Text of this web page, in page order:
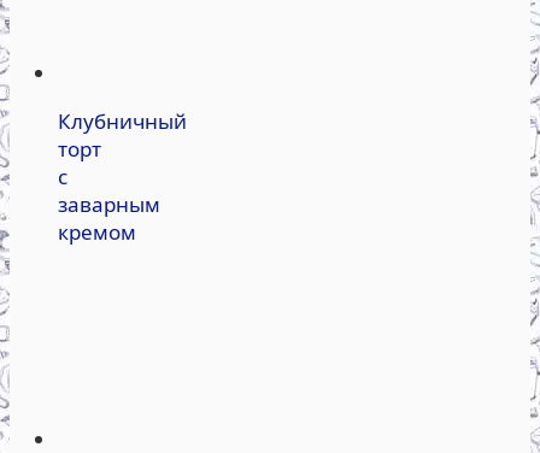
Клубничный
торт
с
заварным
кремом